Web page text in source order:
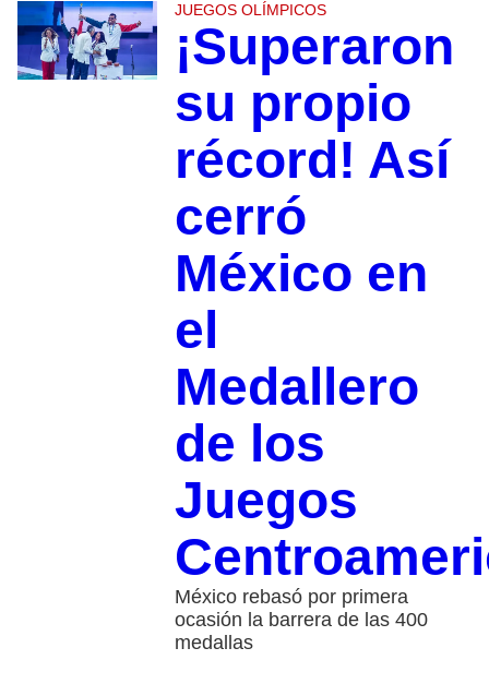
JUEGOS OLÍMPICOS
¡Superaron
su propio
récord! Así
cerró
México en
el
Medallero
de los
Juegos
México rebasó por primera
ocasión la barrera de las 400
medallas